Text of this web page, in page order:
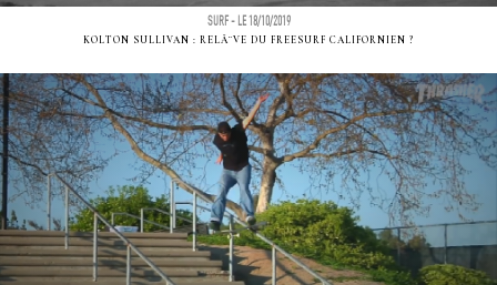
SURF - LE 18/10/2019
KOLTON SULLIVAN : RELÃ¨VE DU FREESURF CALIFORNIEN ?